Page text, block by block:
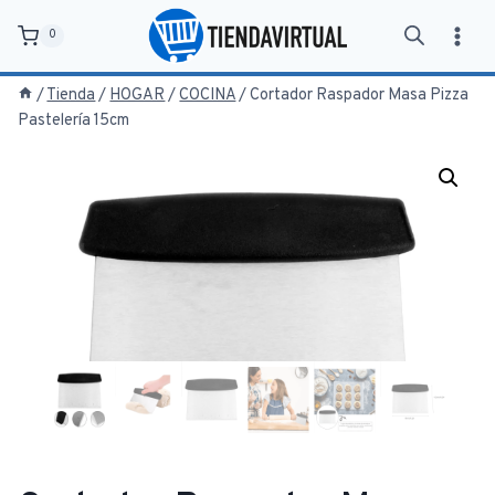
contenido
0
/Tienda / HOGAR /COCINA/Cortador Raspador Masa Pizza
Pastelería 15cm